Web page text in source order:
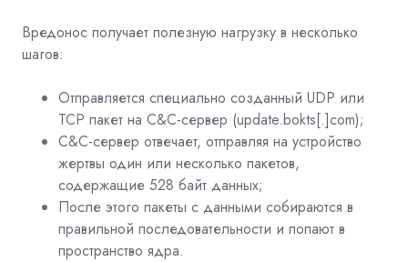
Вредонос получает полезную нагрузку в несколько
шагов:
Отправляется специально созданный UDP или
TCP пакет на C&C-сервер (update.bokts[.]com);
C&C-сервер отвечает, отправляя на устройство
жертвы один или несколько пакетов,
содержащие 528 байт данных;
После этого пакеты с данными собираются в
правильной последовательности и попают в
пространство ядра.